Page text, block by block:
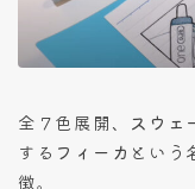
全７色展開、 スウェ
する フィーカ という
徴。